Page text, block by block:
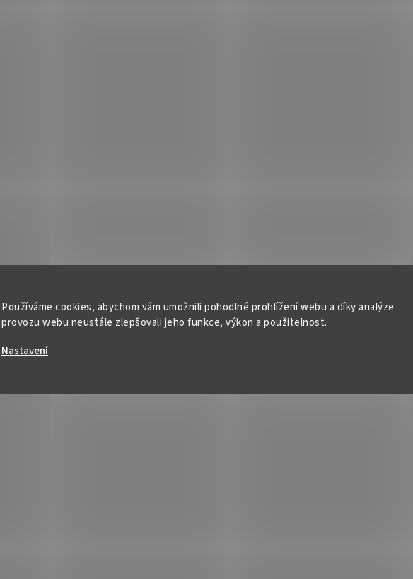
Používáme cookies, abychom vám umožnili pohodlné prohlížení webu a díky analýze
provozu webu neustále zlepšovali jeho funkce, výkon a použitelnost.
Nastavení